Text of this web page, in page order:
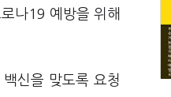
나19 예방을 위해
신을 맞도록 요청